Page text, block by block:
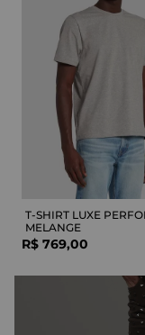
T-SHIRT LUXE
MELANGE
R$ 769,00